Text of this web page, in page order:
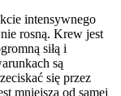
intensywnego
rosną. Krew jest
siłą i
są
się przez
mniejsza od samej